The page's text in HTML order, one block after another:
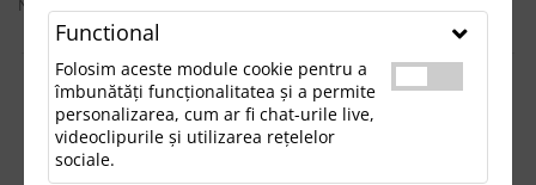
Nu sunt rezultate conform căutării dvs
STICLE DIN PLASTIC PERSONALIZATE
PENTRU COMPANII
Functional
Folosim aceste module cookie pentru a
îmbunătăți funcționalitatea și a permite
personalizarea, cum ar fi chat-urile live,
videoclipurile și utilizarea rețelelor
sociale.